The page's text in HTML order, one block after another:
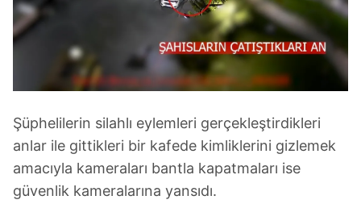
hazırlanmış Aydınlatma Metnimizi okumak ve sitemizde
ilgili mevzuata uygun olarak kullanılan çerezlerle ilgili bilgi
almak için lütfen
tıklayınız.
Şüphelilerin silahlı eylemleri gerçekleştirdikleri
anlar ile gittikleri bir kafede kimliklerini gizlemek
amacıyla kameraları bantla kapatmaları ise
güvenlik kameralarına yansıdı.